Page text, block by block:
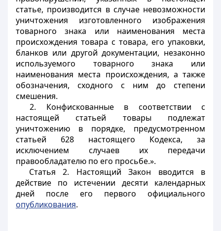
статье, производится в случае невозможности
уничтожения изготовленного изображения
товарного знака или наименования места
происхождения товара с товара, его упаковки,
бланков или другой документации, незаконно
используемого товарного знака или
наименования места происхождения, а также
обозначения, сходного с ним до степени
смешения.
2. Конфискованные в соответствии с
настоящей статьей товары подлежат
уничтожению в порядке, предусмотренном
статьей 628 настоящего Кодекса, за
исключением случаев их передачи
правообладателю по его просьбе.».
Статья 2. Настоящий Закон вводится в
действие по истечении десяти календарных
дней после его первого официального
опубликования.